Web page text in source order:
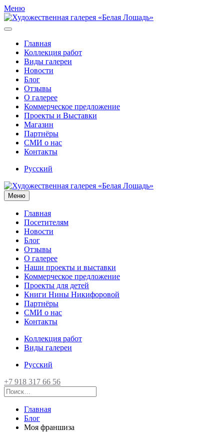
Меню
Главная
Коллекция работ
Виды галереи
Новости
Блог
Отзывы
О галерее
Коммерческое предложение
Проекты и Выставки
Магазин
Партнёры
СМИ о нас
Контакты
Русский
Меню
Главная
Посетителям
Новости
Блог
Отзывы
О галерее
Наши проекты и выставки
Коммерческое предложение
Проекты для детей
Книги Нины Никифоровой
Партнёры
СМИ о нас
Контакты
Коллекция работ
Виды галереи
Русский
+7 918 317 66 56
Главная
Блог
Моя франшиза